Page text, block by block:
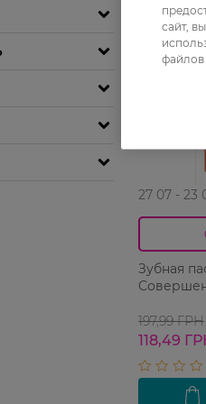
27 07 - 23
Зубная
197,99 ГРН
118,49
сайт,
файлов